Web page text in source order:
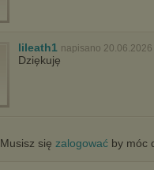
lileath1 napisano 20.06.2026
Dziękuję
Musisz się zalogowaćby móc